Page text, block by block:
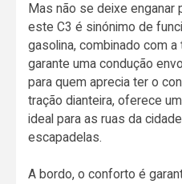
Mas não se deixe enganar
este C3 é sinónimo de
gasolina, combinado com
garante uma condução
para quem aprecia ter o
tração dianteira, oferece
ideal para as ruas da
escapadelas.
A bordo, o conforto é